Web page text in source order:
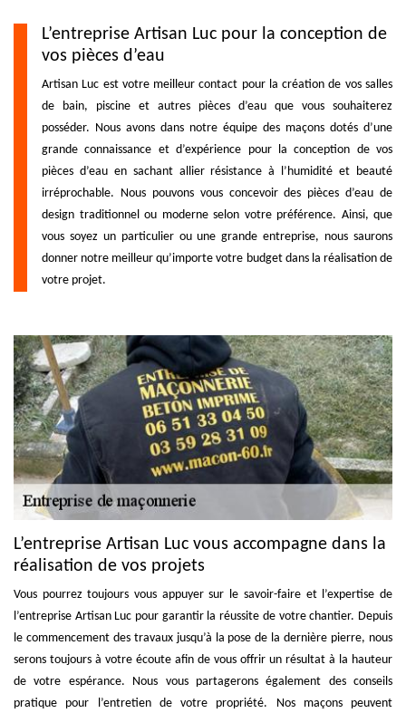
L’entreprise Artisan Luc pour la conception de
vos pièces d’eau
Artisan Luc est votre meilleur contact pour la création de vos salles
de bain, piscine et autres pièces d’eau que vous souhaiterez
posséder. Nous avons dans notre équipe des maçons dotés d’une
grande connaissance et d’expérience pour la conception de vos
pièces d’eau en sachant allier résistance à l’humidité et beauté
irréprochable. Nous pouvons vous concevoir des pièces d’eau de
design traditionnel ou moderne selon votre préférence. Ainsi, que
vous soyez un particulier ou une grande entreprise, nous saurons
donner notre meilleur qu’importe votre budget dans la réalisation de
votre projet.
L’entreprise Artisan Luc vous accompagne dans la
réalisation de vos projets
Vous pourrez toujours vous appuyer sur le savoir-faire et l’expertise de
l’entreprise Artisan Luc pour garantir la réussite de votre chantier. Depuis
le commencement des travaux jusqu’à la pose de la dernière pierre, nous
serons toujours à votre écoute afin de vous offrir un résultat à la hauteur
de votre espérance. Nous vous partagerons également des conseils
pratique pour l’entretien de votre propriété. Nos maçons peuvent